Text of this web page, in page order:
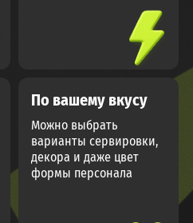
По вашему вкусу
Можно выбрать
варианты сервировки,
декора и даже цвет
формы персонала